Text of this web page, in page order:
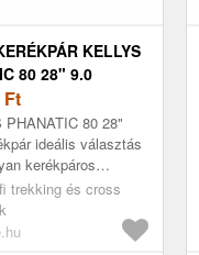
KELLYS
80 28" 9.0
Ft
PHANATIC 80 28"
ideális választás
kerékpáros
megbízható és erős
terep- és
trekking és cross